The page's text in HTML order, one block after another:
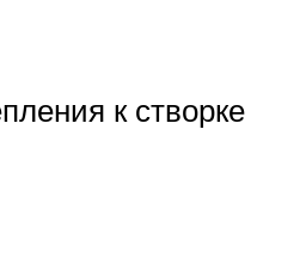
к створке